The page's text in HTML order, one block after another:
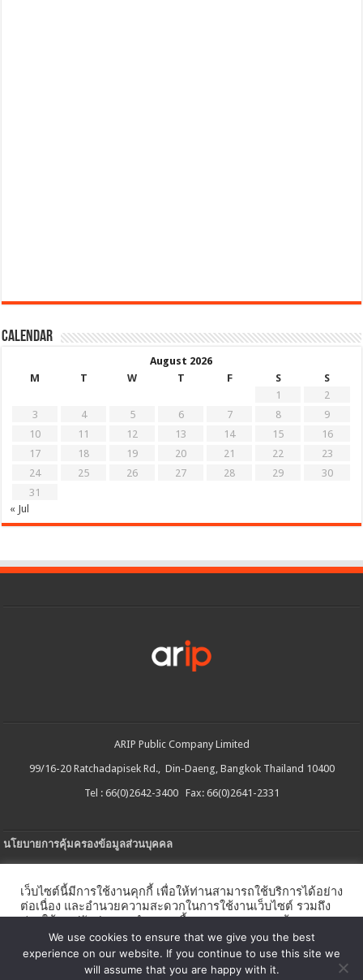
Calendar
August 2026
M
T W T F S
S
1
2
3
4 5 6 7 8
9
10
11 12 13 14 15
16
17
18 19 20 21 22
23
24
25 26 27 28 29
30
31
« Jul
ARIP Public Company Limited
99/16-20 Ratchadapisek Rd., Din-Daeng, Bangkok Thailand 10400
Tel : 66(0)2642-3400 Fax: 66(0)2641-2331
นโยบายการคุ้มครองข้อมูลส่วนบุคคล
นโยบายการใช้คกกี้
นโยบายความปลอดภัยของข้อมูลสารสนเทศ
เว็บไซต์นี้มีการใช้งานคุกกี้ เพื่อให้ท่านสามารถใช้บริการได้อย่าง
ต่อเนื่อง และอำนวยความสะดวกในการใช้งานเว็บไซต์ รวมถึง
ช่วยให้เราปรับปรุงการนำเสนอเนื้อหาตรงตามความต้องการ
ของท่าน โดยสามารถศึกษารายละเอียดเพิ่มเติมได้ใน นโยบาย
คุกกี้
We use cookies to ensure that we give you the best
experience on our website. If you continue to use this site we
will assume that you are happy with it.